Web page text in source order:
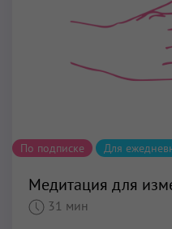
По подписке Для
Медитация для
31 мин